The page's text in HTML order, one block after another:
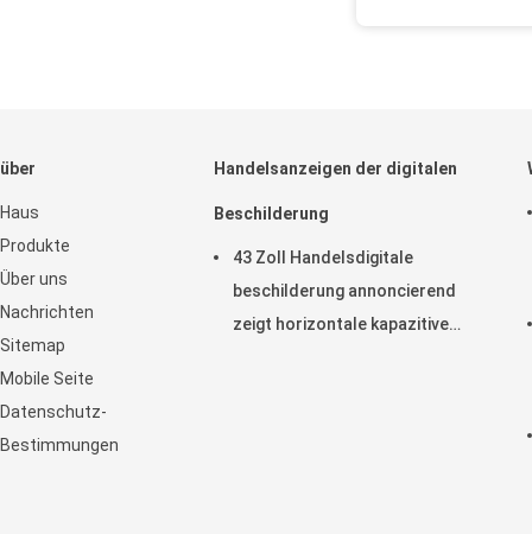
über
Haus
Produkte
Über uns
Nachrichten
Sitemap
Mobile Seite
Datenschutz-
Bestimmungen
Handelsanzeigen der digitalen
Beschilderung
43 Zoll Handelsdigitale
beschilderung annoncierend
zeigt horizontale kapazitive